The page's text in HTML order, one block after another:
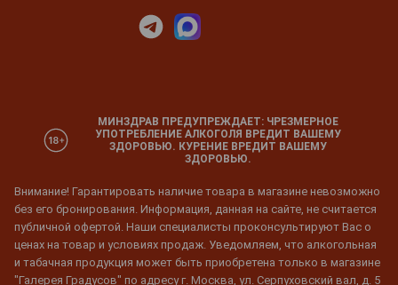
МИНЗДРАВ ПРЕДУПРЕЖДАЕТ: ЧРЕЗМЕРНОЕ
УПОТРЕБЛЕНИЕ АЛКОГОЛЯ ВРЕДИТ ВАШЕМУ
ЗДОРОВЬЮ. КУРЕНИЕ ВРЕДИТ ВАШЕМУ
ЗДОРОВЬЮ.
Внимание! Гарантировать наличие товара в магазине невозможно
без его бронирования. Информация, данная на сайте, не считается
публичной офертой. Наши специалисты проконсультируют Вас о
ценах на товар и условиях продаж. Уведомляем, что алкогольная
и табачная продукция может быть приобретена только в магазине
"Галерея Градусов" по адресу г. Москва, ул. Серпуховский вал, д. 5